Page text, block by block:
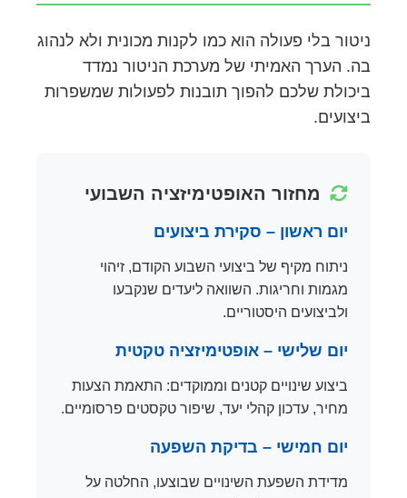
ניטור בלי פעולה הוא כמו לקנות מכונית ולא לנהוג
בה. הערך האמיתי של מערכת הניטור נמדד
ביכולת שלכם להפוך תובנות לפעולות שמשפרות
ביצועים.
מחזור האופטימיזציה השבועי
יום ראשון – סקירת ביצועים
ניתוח מקיף של ביצועי השבוע הקודם, זיהוי
מגמות וחריגות. השוואה ליעדים שנקבעו
ולביצועים היסטוריים.
יום שלישי – אופטימיזציה טקטית
ביצוע שינויים קטנים וממוקדים: התאמת הצעות
מחיר, עדכון קהלי יעד, שיפור טקסטים פרסומיים.
יום חמישי – בדיקת השפעה
מדידת השפעת השינויים שבוצעו, החלטה על